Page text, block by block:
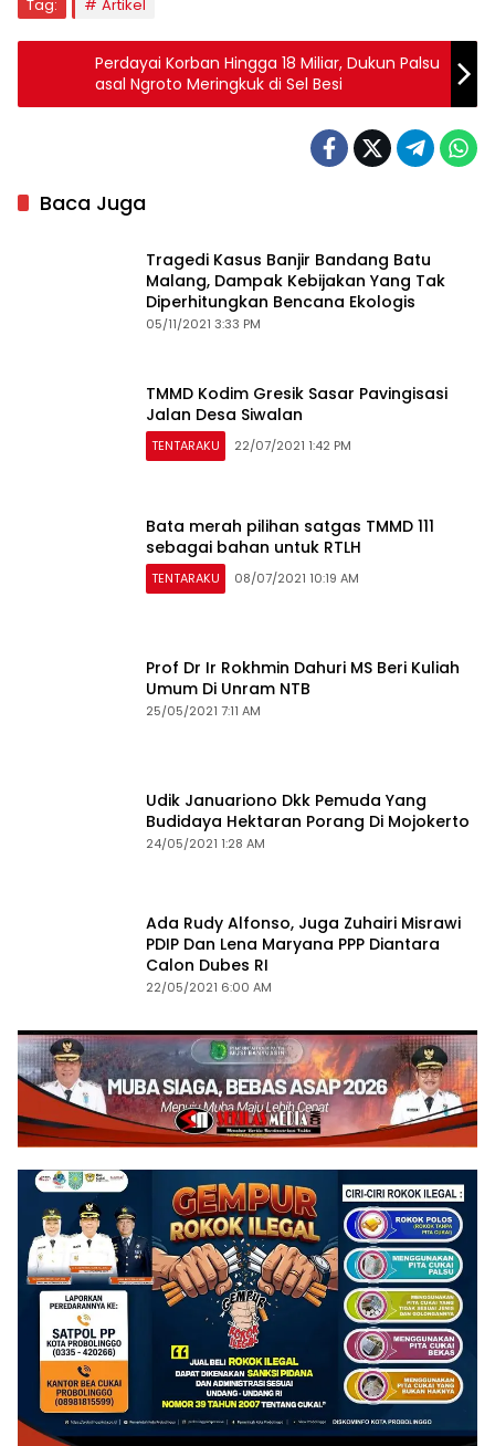
Tag: Artikel
Perdayai Korban Hingga 18 Miliar, Dukun Palsu
asal Ngroto Meringkuk di Sel Besi
Baca Juga
Tragedi Kasus Banjir Bandang Batu
Malang, Dampak Kebijakan Yang Tak
Diperhitungkan Bencana Ekologis
05/11/2021 3:33 PM
TMMD Kodim Gresik Sasar Pavingisasi
Jalan Desa Siwalan
TENTARAKU 22/07/2021 1:42 PM
Bata merah pilihan satgas TMMD 111
sebagai bahan untuk RTLH
TENTARAKU 08/07/2021 10:19 AM
Prof Dr Ir Rokhmin Dahuri MS Beri Kuliah
Umum Di Unram NTB
25/05/2021 7:11 AM
Udik Januariono Dkk Pemuda Yang
Budidaya Hektaran Porang Di Mojokerto
24/05/2021 1:28 AM
Ada Rudy Alfonso, Juga Zuhairi Misrawi
PDIP Dan Lena Maryana PPP Diantara
Calon Dubes RI
22/05/2021 6:00 AM